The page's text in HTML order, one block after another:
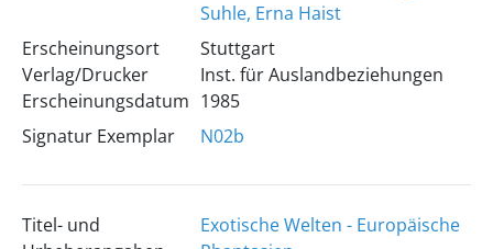
Suhle, Erna Haist
Erscheinungsort
Verlag/Drucker
Erscheinungsdatum
Stuttgart
Inst. für Auslandbeziehungen
1985
Signatur Exemplar
N02b
Titel- und
Exotische Welten - Europäische